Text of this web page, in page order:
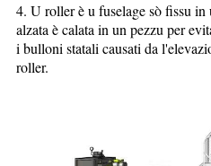
4. U roller è u fuselage sò fissu in
alzata è calata in un pezzu per
i bulloni statali causati da
roller.